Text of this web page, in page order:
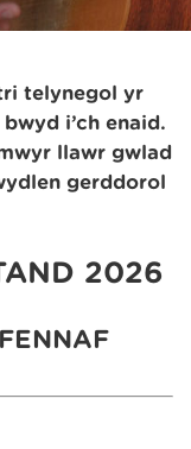
telynegol yr
i’ch enaid.
llawr gwlad
gerddorol
2026